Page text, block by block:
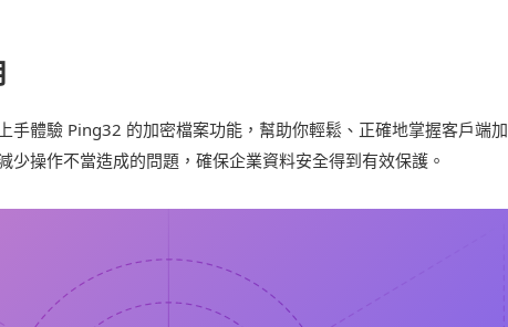
手體驗 Ping32 的加密檔案功能，幫助你輕鬆、正確地掌握客戶端加
少操作不當造成的問題，確保企業資料安全得到有效保護。